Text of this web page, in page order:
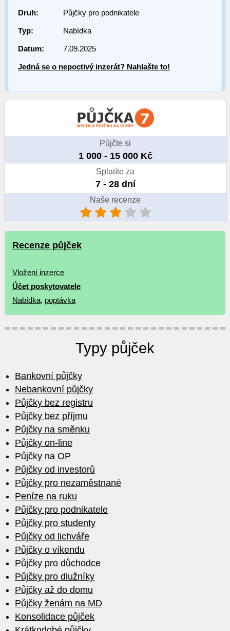
Druh: Půjčky pro podnikatele
Typ: Nabídka
Datum: 7.09.2025
Jedná se o nepoctivý inzerát? Nahlašte to!
Půjčte si
1 000 - 15 000 Kč
Splatíte za
7 - 28 dní
Naše recenze
Recenze půjček
Vložení inzerce
Účet poskytovatele
Nabídka, poptávka
Typy půjček
Bankovní půjčky
Nebankovní půjčky
Půjčky bez registru
Půjčky bez příjmu
Půjčky na směnku
Půjčky on-line
Půjčky na OP
Půjčky od investorů
Půjčky pro nezaměstnané
Peníze na ruku
Půjčky pro podnikatele
Půjčky pro studenty
Půjčky od lichváře
Půjčky o víkendu
Půjčky pro důchodce
Půjčky pro dlužníky
Půjčky až do domu
Půjčky ženám na MD
Konsolidace půjček